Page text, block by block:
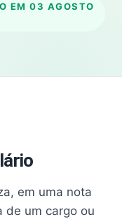
EM 03 AGOSTO
em uma nota
de um cargo ou